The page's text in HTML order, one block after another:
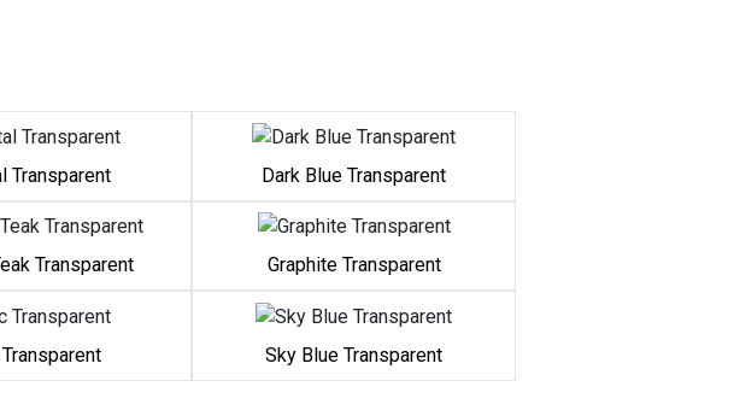
Transparent Dark Blue Transparent
Transparent Graphite Transparent
Sky Blue Transparent